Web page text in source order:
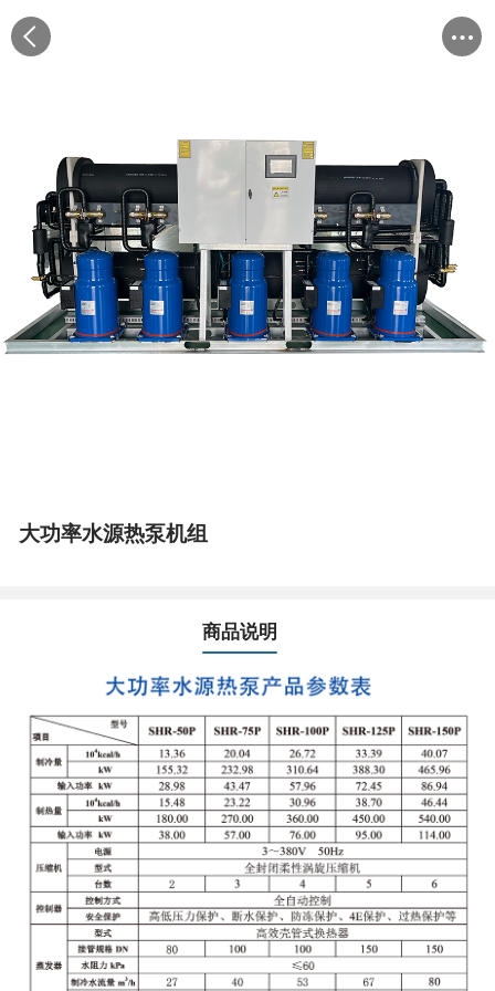
大功率水源热泵机组
商品说明